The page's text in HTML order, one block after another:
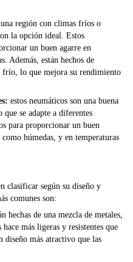
región con climas fríos o
la opción ideal. Estos
un buen agarre en
Además, están hechos de
frío, lo que mejora su rendimiento
estos neumáticos son una buena
que se adapte a diferentes
para proporcionar un buen
húmedas, y en temperaturas
clasificar según su diseño y
comunes son:
hechas de una mezcla de metales,
más ligeras y resistentes que
diseño más atractivo que las